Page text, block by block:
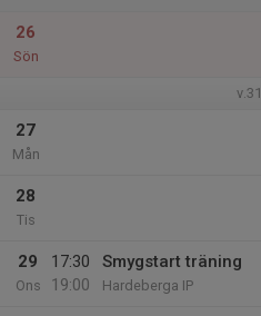
26
Sön
v.31
27
Mån
28
Tis
29
Ons
17:30
19:00
Smygstart träning
Hardeberga IP